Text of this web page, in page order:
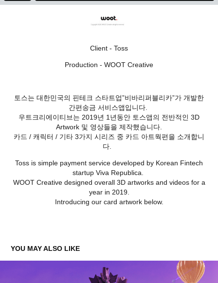
Client - Toss
Production - WOOT Creative
토스는 대한민국의 핀테크 스타트업”비바리퍼블리카”가 개발한
간편송금 서비스앱입니다.
우트크리에이티브는 2019년 1년동안 토스앱의 전반적인 3D
Artwork 및 영상들을 제작했습니다.
카드 / 캐릭터 / 기타 3가지 시리즈 중 카드 아트웍편을 소개합니
다.
Toss is simple payment service developed by Korean Fintech
startup Viva Republica.
WOOT Creative designed overall 3D artworks and videos for a
year in 2019.
Introducing our card artwork below.
YOU MAY ALSO LIKE